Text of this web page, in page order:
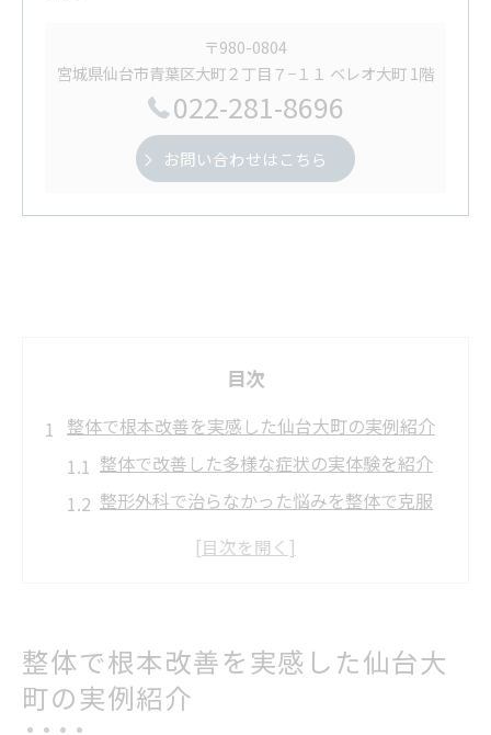
〒980-0804
宮城県仙台市青葉区大町２丁目７−１１ ベレオ大町 1階
022-281-8696
お問い合わせはこちら
目次
整体で根本改善を実感した仙台大町の実例紹介
整体で改善した多様な症状の実体験を紹介
整形外科で治らなかった悩みを整体で克服
口コミから見る整体の根本改善事例の特徴
効果を感じない時こそ整体の違いに注目
整体で感じる効果の違いを徹底解説
整体で根本改善を実感した仙台大
町の実例紹介